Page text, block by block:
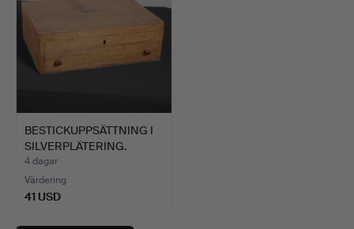
BESTICKUPPSÄTTNING I
SILVERPLÄTERING.
4 dagar
Värdering
41 USD